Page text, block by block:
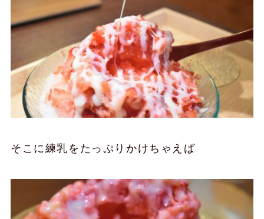
そこに練乳をたっぷりかけちゃえば